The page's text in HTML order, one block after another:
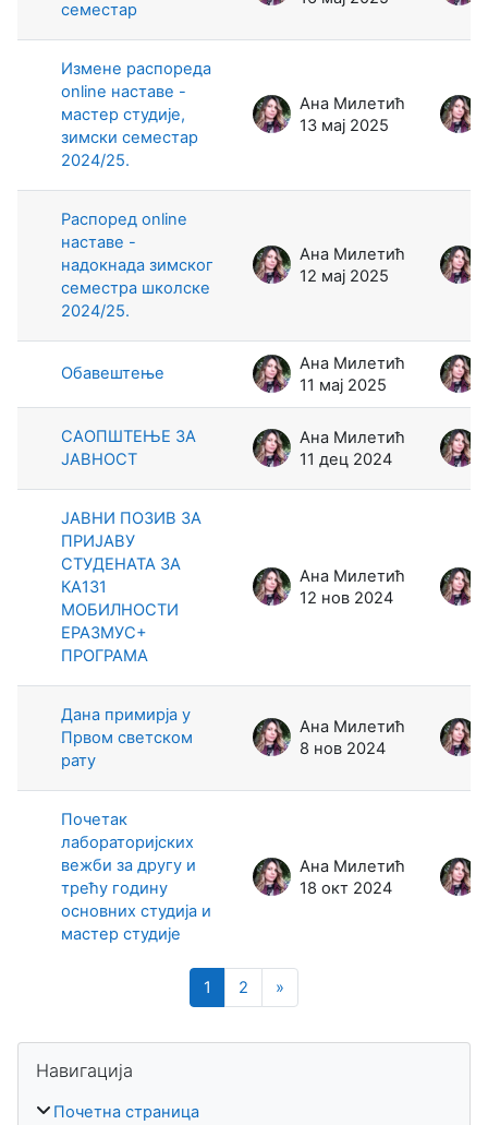
семестар
Измене распореда
online наставе -
мастер студије,
зимски семестар
2024/25.
Ана Милетић
13 мај 2025
Распоред online
наставе -
надокнада зимског
семестра школске
2024/25.
Ана Милетић
12 мај 2025
Обавештење
Ана Милетић
11 мај 2025
САОПШТЕЊЕ ЗА
ЈАВНОСТ
Ана Милетић
11 дец 2024
ЈАВНИ ПОЗИВ ЗА
ПРИЈАВУ
СТУДЕНАТА ЗА
КА131
МОБИЛНОСТИ
ЕРАЗМУС+
ПРОГРАМА
Ана Милетић
12 нов 2024
Дана примирја у
Првом светском
рату
Ана Милетић
8 нов 2024
Почетак
лабораторијских
вежби за другу и
трећу годину
основних студија и
мастер студије
Ана Милетић
18 окт 2024
1 Страница 1
2 Страница 2
»
Блокови
Навигација
Почетна страница